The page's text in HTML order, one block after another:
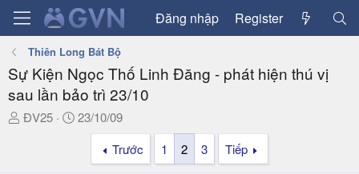
Đăng nhập Register
Thiên Long Bát Bộ
Sự Kiện Ngọc Thố Linh Đăng - phát hiện thú vị
sau lần bảo trì 23/10
T
ĐV25
N
23/10/09
Trước
1 2 3 Tiếp